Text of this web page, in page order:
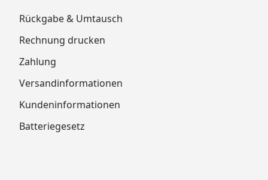
Rückgabe & Umtausch
Rechnung drucken
Zahlung
Versandinformationen
Kundeninformationen
Batteriegesetz